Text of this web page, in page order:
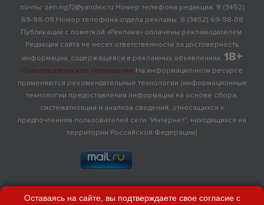
почты: zen.ng72@yandex.ru Номер телефона редакции: 8 (3452)
69-98-08 Номер телефона отдела рекламы: 8 (3452) 69-98-08
Публикации с пометкой «Реклама» оплачены рекламодателем.
Редакция сайта не несет ответственности за достоверность
информации, содержащейся в рекламных объявлениях. 18+
Пользовательское соглашение На информационном ресурсе
применяются рекомендательные технологии (информационные
технологии предоставления информации на основе сбора,
систематизации и анализа сведений, относящихся к
предпочтениям пользователей сети "Интернет", находящихся на
территории Российской Федерации)
Оставаясь на сайте, вы подтверждаете свое согласие с